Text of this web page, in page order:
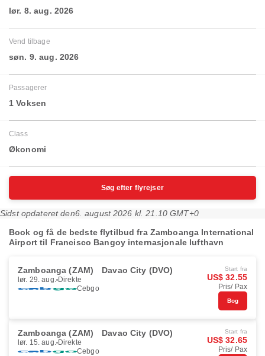
lør. 8. aug. 2026
Vend tilbage
søn. 9. aug. 2026
Passagerer
1 Voksen
Class
Økonomi
Søg efter flyrejser
Sidst opdateret den6. august 2026 kl. 21.10 GMT+0
Book og få de bedste flytilbud fra Zamboanga International
Airport til Francisco Bangoy internasjonale lufthavn
Zamboanga (ZAM) Davao City (DVO)
lør. 29. aug. Direkte
Cebgo
Start fra
US$ 32.55
Pris/ Pax
Bog
Zamboanga (ZAM) Davao City (DVO)
lør. 15. aug. Direkte
Cebgo
Start fra
US$ 32.65
Pris/ Pax